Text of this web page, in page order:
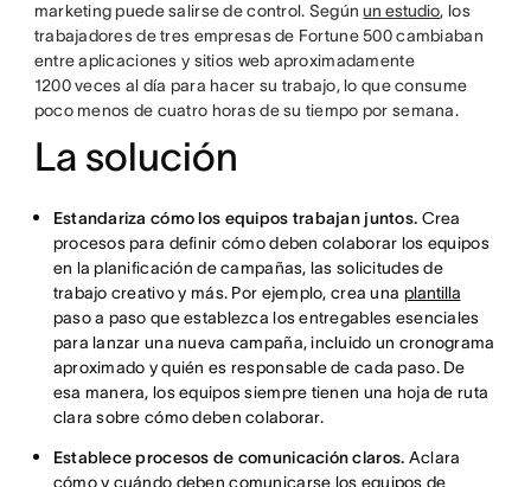
marketing puede salirse de control. Segúnun estudio, los
trabajadores de tres empresas de Fortune 500 cambiaban
entre aplicaciones y sitios web aproximadamente
1200 veces al día para hacer su trabajo, lo que consume
poco menos de cuatro horas de su tiempo por semana.
La solución
Estandariza cómo los equipos trabajan juntos. Crea
procesos para definir cómo deben colaborar los equipos
en la planificación de campañas, las solicitudes de
trabajo creativo y más. Por ejemplo, crea una plantilla
paso a paso que establezca los entregables esenciales
para lanzar una nueva campaña, incluido un cronograma
aproximado y quién es responsable de cada paso. De
esa manera, los equipos siempre tienen una hoja de ruta
clara sobre cómo deben colaborar.
Establece procesos de comunicación claros. Aclara
cómo y cuándo deben comunicarse los equipos de